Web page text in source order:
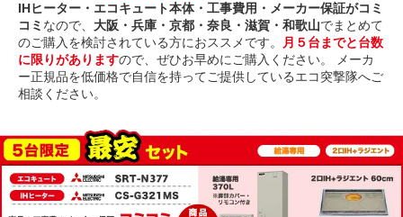
IHヒーター・エコキュート本体・工事費用・メーカー保証がコミ
コミ なので、 大阪・兵庫・京都・奈良・滋賀・和歌山でまとめて
のご購入を検討されている方におススメです。
月５台までと台数
に限りがありますので、ぜひお早めにご購入ください。 メーカ
ー正規品を低価格で自信を持ってご提供しているエコ突撃隊へご
相談ください。